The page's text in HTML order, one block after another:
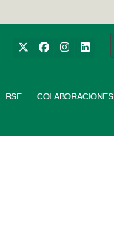
RSE COLABORACIONES